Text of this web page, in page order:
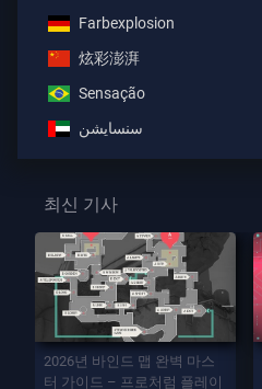
Farbexplosion
炫彩澎湃
Sensação
سنسايشن
최신 기사
2026년 바인드 맵 완벽 마스
터 가이드 – 프로처럼 플레이